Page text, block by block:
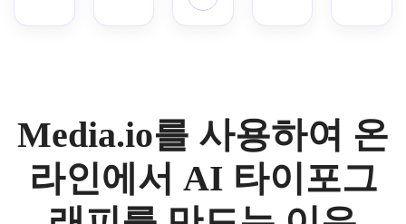
심으
케어
브랜
우아
한 럭
셔리
성합
니다.
지,
극적
어드
페인
감,
한 로
라는
로 쓴
시그
니처
타이
래피
라는
3D
타이
포그
래피
성하
성,
있는
빛 반
사,
영화
사이
부드
러운
향수
의 조
명,
쾌활
용 컷
아웃
층 구
성,
크롬
트,
현대
적인
전문
적인
기,
스러
운 미
니멀
무드,
한 프
Media.io를 사용하여 온
라인에서 AI 타이포그